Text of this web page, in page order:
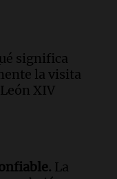
en caso de
que
comercios en
significa
la visita
XIV
La